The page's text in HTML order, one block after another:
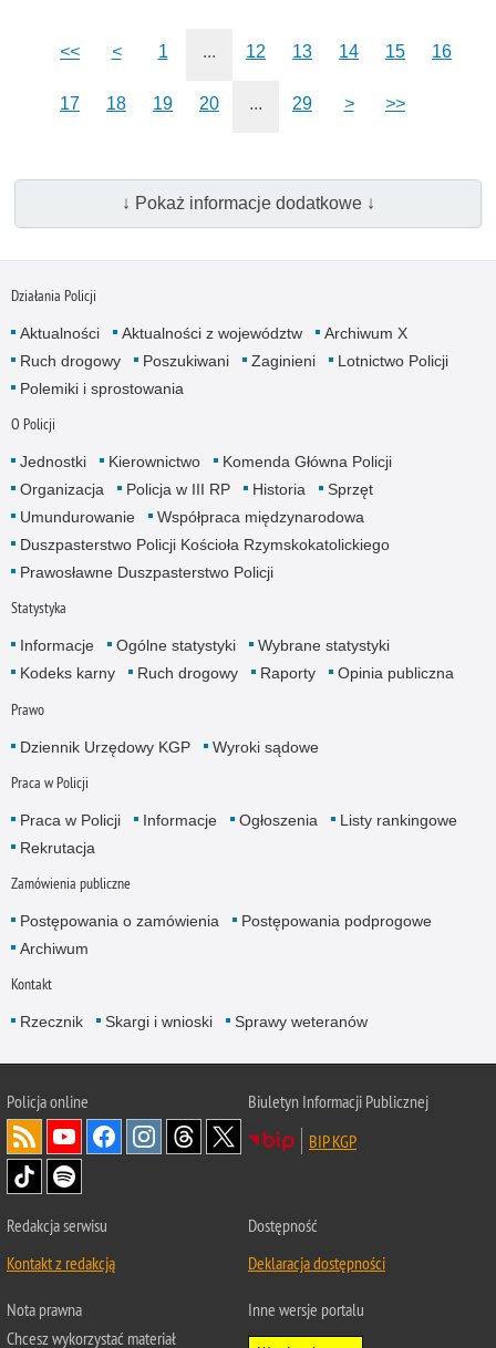
<< < 1 ... 12 13 14 15 16
17 18 19 20 ... 29 > >>
↓ Pokaż informacje dodatkowe ↓
Działania Policji
Aktualności Aktualności z województw
Archiwum X
Ruch drogowy
Poszukiwani Zaginieni
Lotnictwo Policji
Polemiki i sprostowania
O Policji
Jednostki Kierownictwo
Komenda Główna Policji
Organizacja
Policja w III RP Historia
Sprzęt
Umundurowanie
Współpraca międzynarodowa
Duszpasterstwo Policji Kościoła Rzymskokatolickiego
Prawosławne Duszpasterstwo Policji
Statystyka
Informacje Ogólne statystyki
Wybrane statystyki
Kodeks karny
Ruch drogowy Raporty Opinia publiczna
Prawo
Dziennik Urzędowy KGP Wyroki sądowe
Praca w Policji
Praca w Policji Informacje Ogłoszenia
Listy rankingowe
Rekrutacja
Zamówienia publiczne
Postępowania o zamówienia
Postępowania podprogowe
Archiwum
Kontakt
Rzecznik Skargi i wnioski Sprawy weteranów
Policjaonline
Biuletyn Informacji Publicznej
BIP KGP
Redakcja serwisu
Kontakt z redakcją
Dostępność
Deklaracja dostępności
Nota prawna
Chcesz wykorzystać materiał
Inne wersje portalu